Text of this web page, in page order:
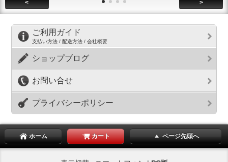
< >
ご利用ガイド
支払い方法 / 配送方法 / 会社概要
ショップブログ
お問い合せ
プライバシーポリシー
ホーム カート ページ先頭へ